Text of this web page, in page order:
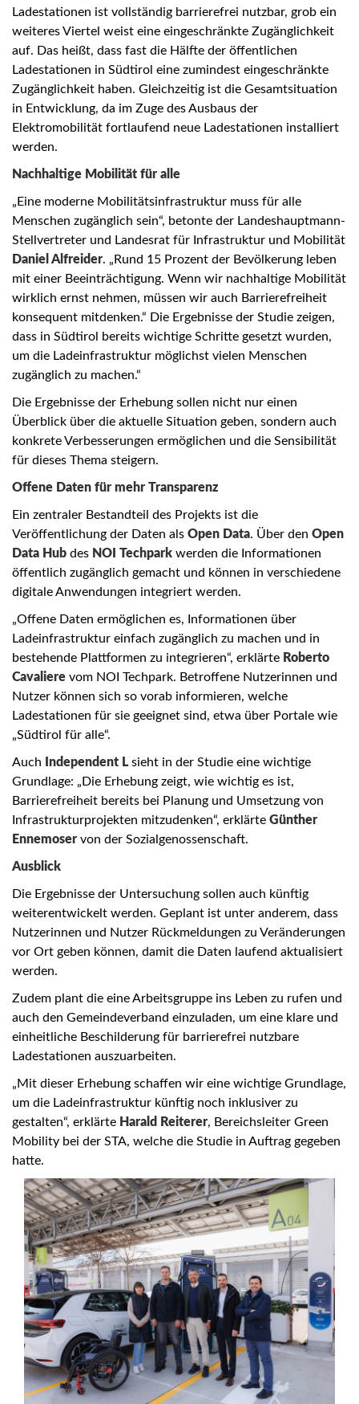
Ladestationen ist vollständig barrierefrei nutzbar, grob ein
weiteres Viertel weist eine eingeschränkte Zugänglichkeit
auf. Das heißt, dass fast die Hälfte der öffentlichen
Ladestationen in Südtirol eine zumindest eingeschränkte
Zugänglichkeit haben. Gleichzeitig ist die Gesamtsituation
in Entwicklung, da im Zuge des Ausbaus der
Elektromobilität fortlaufend neue Ladestationen installiert
werden.
Nachhaltige Mobilität für alle
„Eine moderne Mobilitätsinfrastruktur muss für alle
Menschen zugänglich sein“, betonte der Landeshauptmann-
Stellvertreter und Landesrat für Infrastruktur und Mobilität
Daniel Alfreider. „Rund 15 Prozent der Bevölkerung leben
mit einer Beeinträchtigung. Wenn wir nachhaltige Mobilität
wirklich ernst nehmen, müssen wir auch Barrierefreiheit
konsequent mitdenken.“ Die Ergebnisse der Studie zeigen,
dass in Südtirol bereits wichtige Schritte gesetzt wurden,
um die Ladeinfrastruktur möglichst vielen Menschen
zugänglich zu machen.“
Die Ergebnisse der Erhebung sollen nicht nur einen
Überblick über die aktuelle Situation geben, sondern auch
konkrete Verbesserungen ermöglichen und die Sensibilität
für dieses Thema steigern.
Offene Daten für mehr Transparenz
Ein zentraler Bestandteil des Projekts ist die
Veröffentlichung der Daten als Open Data. Über den Open
Data Hub des NOI Techpark werden die Informationen
öffentlich zugänglich gemacht und können in verschiedene
digitale Anwendungen integriert werden.
„Offene Daten ermöglichen es, Informationen über
Ladeinfrastruktur einfach zugänglich zu machen und in
bestehende Plattformen zu integrieren“, erklärte Roberto
Cavaliere vom NOI Techpark. Betroffene Nutzerinnen und
Nutzer können sich so vorab informieren, welche
Ladestationen für sie geeignet sind, etwa über Portale wie
„Südtirol für alle“.
Auch Independent Lsieht in der Studie eine wichtige
Grundlage: „Die Erhebung zeigt, wie wichtig es ist,
Barrierefreiheit bereits bei Planung und Umsetzung von
Infrastrukturprojekten mitzudenken“, erklärte Günther
Ennemoser von der Sozialgenossenschaft.
Ausblick
Die Ergebnisse der Untersuchung sollen auch künftig
weiterentwickelt werden. Geplant ist unter anderem, dass
Nutzerinnen und Nutzer Rückmeldungen zu Veränderungen
vor Ort geben können, damit die Daten laufend aktualisiert
werden.
Zudem plant die eine Arbeitsgruppe ins Leben zu rufen und
auch den Gemeindeverband einzuladen, um eine klare und
einheitliche Beschilderung für barrierefrei nutzbare
Ladestationen auszuarbeiten.
„Mit dieser Erhebung schaffen wir eine wichtige Grundlage,
um die Ladeinfrastruktur künftig noch inklusiver zu
gestalten“, erklärte Harald Reiterer, Bereichsleiter Green
Mobility bei der STA, welche die Studie in Auftrag gegeben
hatte.